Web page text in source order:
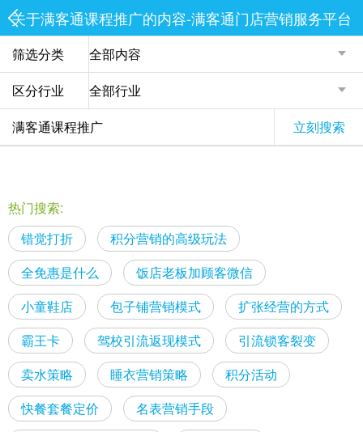
关于满客通课程推广的内容-满客通门店营销服务平台
筛选分类
区分行业
立刻搜索
热门搜索:
错觉打折
积分营销的高级玩法
全免惠是什么
饭店老板加顾客微信
小童鞋店
包子铺营销模式
扩张经营的方式
霸王卡
驾校引流返现模式
引流锁客裂变
卖水策略
睡衣营销策略
积分活动
快餐套餐定价
名表营销手段